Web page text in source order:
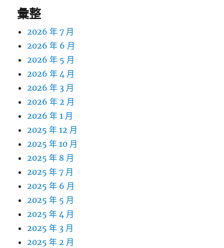
彙整
2026 年 7 月
2026 年 6 月
2026 年 5 月
2026 年 4 月
2026 年 3 月
2026 年 2 月
2026 年 1 月
2025 年 12 月
2025 年 10 月
2025 年 8 月
2025 年 7 月
2025 年 6 月
2025 年 5 月
2025 年 4 月
2025 年 3 月
2025 年 2 月